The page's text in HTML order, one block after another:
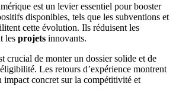
est un levier essentiel pour booster
disponibles, tels que les subventions et
cette évolution. Ils réduisent les
les projets innovants.
crucial de monter un dossier solide et de
Les retours d’expérience montrent
impact concret sur la compétitivité et